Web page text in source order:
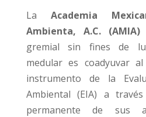
La Academia
Ambienta, A.C.
gremial sin fines de
medular es coadyuvar
instrumento de la
Ambiental (EIA) a
permanente de sus